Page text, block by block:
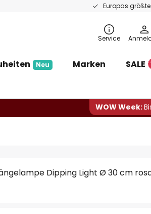
Europas
Service
Neu Marken
SALE
WOW Week:
Dipping Light Ø 30 cm